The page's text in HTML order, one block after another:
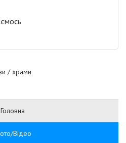
/ храми
Головна
Відео